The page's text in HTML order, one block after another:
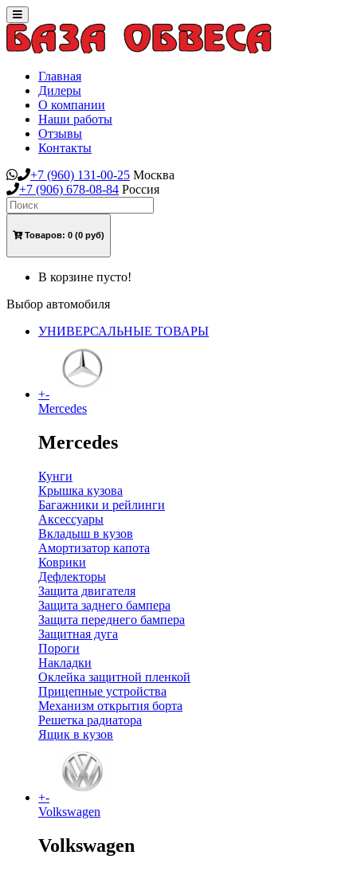
Toggle
navigation
Главная
Дилеры
О компании
Наши работы
Отзывы
Контакты
+7 (960) 131-00-25 Москва
+7 (906) 678-08-84 Россия
Товаров: 0 (0 руб)
В корзине пусто!
Выбор автомобиля
УНИВЕРСАЛЬНЫЕ ТОВАРЫ
+-
Mercedes
Mercedes
Кунги
Крышка кузова
Багажники и рейлинги
Аксессуары
Вкладыш в кузов
Амортизатор капота
Коврики
Дефлекторы
Защита двигателя
Защита заднего бампера
Защита переднего бампера
Защитная дуга
Пороги
Накладки
Оклейка защитной пленкой
Прицепные устройства
Механизм открытия борта
Решетка радиатора
Ящик в кузов
+-
Volkswagen
Volkswagen